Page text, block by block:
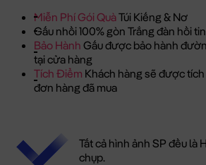
Miễn Phí Gói QuàTúi Kiếng & Nơ
Gấu nhồi 100% gòn Trắng đàn hồi
Bảo Hành Gấu được bảo hành
tại cửa hàng
Tích Điểm Khách hàng sẽ được
đơn hàng đã mua
Tất cả hình ảnh SP đều là
chụp.